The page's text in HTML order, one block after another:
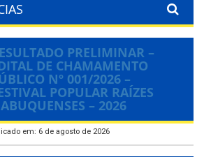
PRELIMINAR –
DE CHAMAMENTO
Nº 001/2026 –
POPULAR RAÍZES
– 2026
em: 6 de agosto de 2026